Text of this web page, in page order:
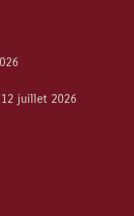
juillet 2026